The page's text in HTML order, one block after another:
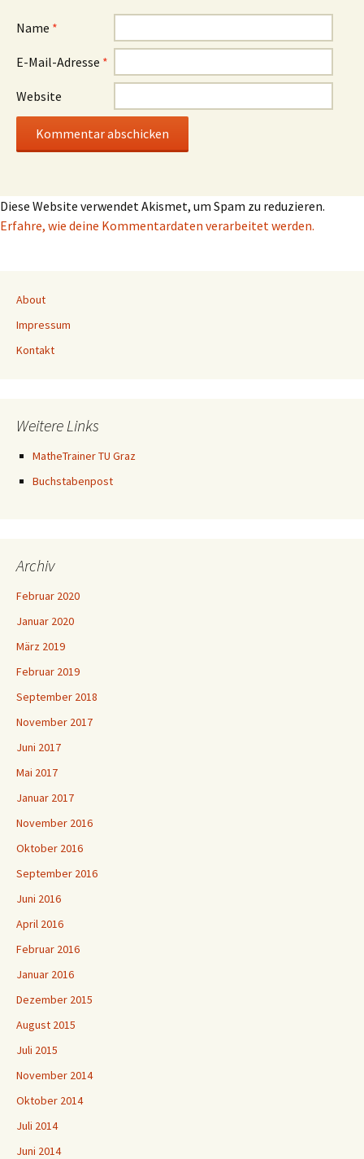
Name *
E-Mail-Adresse *
Website
Diese Website verwendet Akismet, um Spam zu reduzieren.
Erfahre, wie deine Kommentardaten verarbeitet werden.
About
Impressum
Kontakt
Weitere Links
MatheTrainer TU Graz
Buchstabenpost
Archiv
Februar 2020
Januar 2020
März 2019
Februar 2019
September 2018
November 2017
Juni 2017
Mai 2017
Januar 2017
November 2016
Oktober 2016
September 2016
Juni 2016
April 2016
Februar 2016
Januar 2016
Dezember 2015
August 2015
Juli 2015
November 2014
Oktober 2014
Juli 2014
Juni 2014